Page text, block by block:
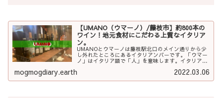
【UMANO（ウマーノ）/藤枝市】約800本の
ワイン！地元食材にこだわる上質なイタリア
ン。
UMANOとウマーノは藤枝駅北口のメイン通りから少
し外れたところにあるイタリアンバーです。「ウマー
ノ」はイタリア語で「人」を意味します。イタリア料
との繋がりを大切に。素敵な店名です。...
mogmogdiary.earth 2022.03.06